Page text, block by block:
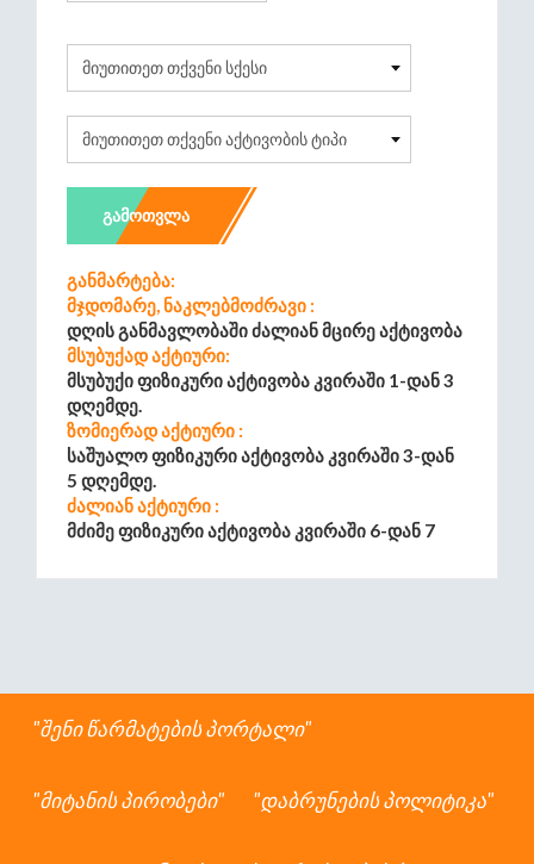
ᲒᲐᲛᲝᲗᲕᲚᲐ
Განმარტება:
Მჯდომარე, Ნაკლებმოძრავი :
Დღის Განმავლობაში Ძალიან Მცირე Აქტივობა
Მსუბუქად Აქტიური:
Მსუბუქი Ფიზიკური Აქტივობა Კვირაში 1-Დან 3
Დღემდე.
Ზომიერად Აქტიური :
Საშუალო Ფიზიკური Აქტივობა Კვირაში 3-Დან
5 Დღემდე.
Ძალიან Აქტიური :
Მძიმე Ფიზიკური Აქტივობა Კვირაში 6-Დან 7
Უკიდურესად Აქტიური :
შენი წარმატების პორტალი
მიტანის პირობები დაბრუნების პოლიტიკა